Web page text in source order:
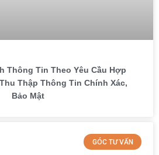
Thông Tin Theo Yêu Cầu Hợp
Thập Thông Tin Chính Xác,
Bảo Mật
GÓC TƯ VẤN